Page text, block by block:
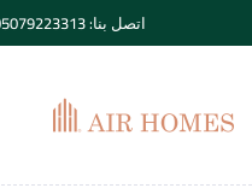
اتصل بنا: 00905079223313